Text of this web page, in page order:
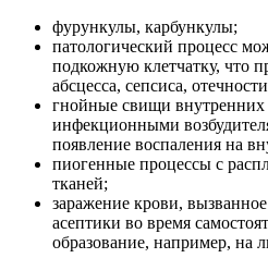
фурункулы, карбункулы;
патологический процесс
подкожную клетчатку, что
абсцесса, сепсиса,
гнойные свищи внутренних
инфекционными
появление воспаления на
пиогенные процессы с
тканей;
заражение крови,
асептики во время
образование, например, на